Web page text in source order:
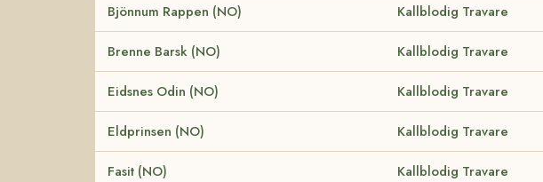
Bjönnum Rappen (NO) Kallblodig Travare
Brenne Barsk (NO) Kallblodig Travare
Eidsnes Odin (NO) Kallblodig Travare
Eldprinsen (NO) Kallblodig Travare
Fasit (NO) Kallblodig Travare